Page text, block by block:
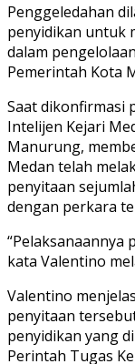
Penggeledahan
penyidikan untuk
dalam
Pemerintah Kota
Saat dikonfirmasi
Intelijen Kejari
Manurung,
Medan telah
penyitaan
dengan perkara
“Pelaksanaannya
kata Valentino
Valentino
penyitaan
penyidikan yang
Perintah Tugas